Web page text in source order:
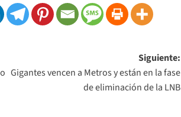
Siguiente:
Gigantes vencen a Metros y están en la fase
de eliminación de la LNB